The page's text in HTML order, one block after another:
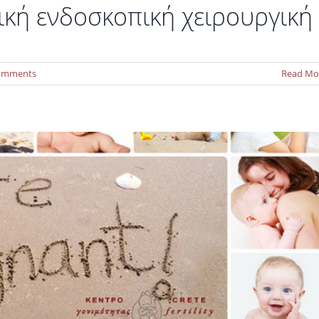
ενδοσκοπική χειρουργική
Read
το Κέντρο Γονιμότητας Κρήτης!